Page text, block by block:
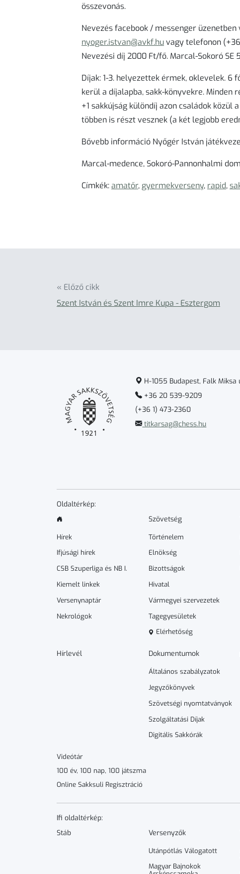
összevonás.
Nevezésfacebook / messenger üzenetben
nyoger.istvan@avkf.huvagy telefonon
Nevezési díj 2000 Ft/fő. Marcal-Sokoró SE
Díjak:1-3. helyezettek érmek, oklevelek.
kerül a díjalapba, sakk-könyvekre. Minden
+1 sakkújság különdíj azon családok közül
többen is részt vesznek (a két legjobb
Bővebb információ Nyőgér István
Marcal-medence, Sokoró-Pannonhalmi
Címkék:amatőr, gyermekverseny, rapid,
« Előző cikk
Szent István és Szent Imre Kupa ‐ Esztergom
H-1055 Budapest, Falk Miksa
+36 20 539-9209
(+36 1) 473-2360
titkarsag@chess.hu
Oldaltérkép:
Hírek
Ifjúsági hírek
CSB Szuperliga és NB I.
Kiemelt linkek
Versenynaptár
Nekrológok
Szövetség
Történelem
Elnökség
Bizottságok
Hivatal
Vármegyei szervezetek
Tagegyesületek
Elérhetőség
Hírlevél Dokumen­­tumok
Általános szabályzatok
Jegyzőkönyvek
Szövetségi nyomtatványok
Szolgáltatási Díjak
Digitális Sakkórák
Videótár
100 év, 100 nap, 100 játszma
Online Sakksuli Regisztráció
Ifi oldaltérkép:
Stáb
Versenyzők
Utánpótlás Válogatott
Magyar Bajnokok